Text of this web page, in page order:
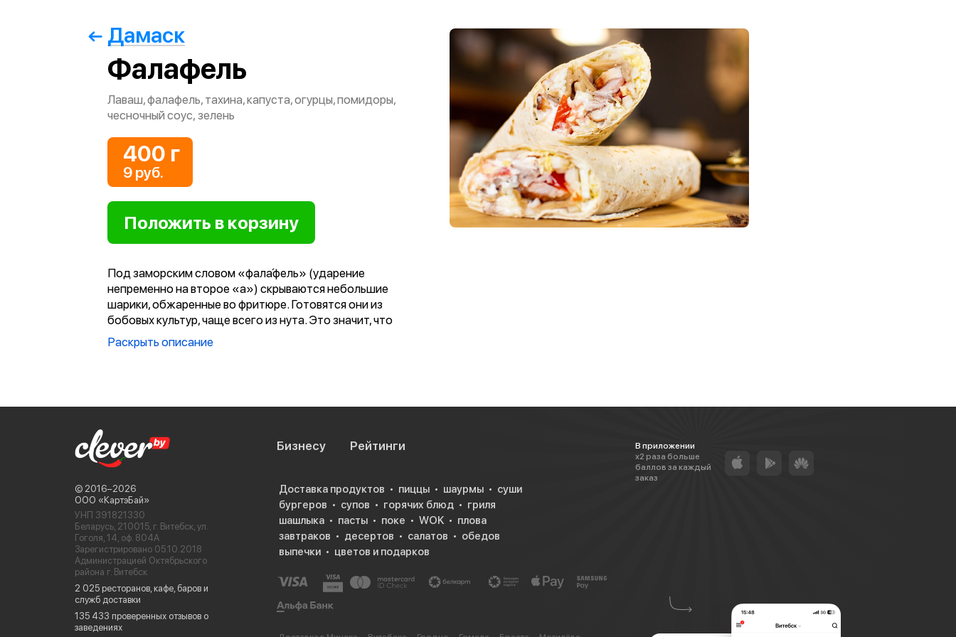
Дамаск
Фалафель
Лаваш, фалафель, тахина, капуста, огурцы, помидоры,
чесночный соус, зелень
400 г
9 руб.
Под заморским словом «фала́фель» (ударение
непременно на второе «а») скрываются небольшие
шарики, обжаренные во фритюре. Готовятся они из
бобовых культур, чаще всего из нута. Это значит, что
кушать их можно всем: вегетарианцам и веганам, тем,
кто соблюдает пост, и просто тем, кто любит вкусно
Кроме бобовых, в фалафеле содержится много
пряностей, мелкой зелени, которые придают цвет
Раскрыть описание
© 2016−2026
ООО «КартэБай»
УНП 391821330
Беларусь, 210015, г. Витебск, ул.
Гоголя, 14, оф. 804А
Зарегистрировано 05.10.2018
Администрацией Октябрьского
района г. Витебск
2 025 ресторанов, кафе, баров и
служб доставки
135 433 проверенных отзывов о
заведениях
Бизнесу Рейтинги
В приложении
х2 раза больше
баллов за каждый
заказ
Доставка продуктов пиццы шаурмы
суши
бургеров
супов горячих блюд
гриля
шашлыка
пасты поке WOK
плова
завтраков
десертов салатов
обедов
выпечки
цветов и подарков